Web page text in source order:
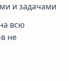
и задачами
всю
не